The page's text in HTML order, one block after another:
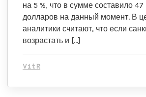
на 5 %, что в сумме составило
долларов на данный момент. В
аналитики считают, что если
возрастать и […]
VitR